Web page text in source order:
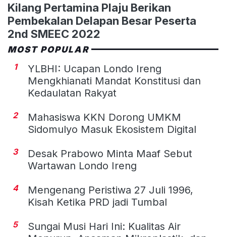
Kilang Pertamina Plaju Berikan
Pembekalan Delapan Besar Peserta
2nd SMEEC 2022
MOST POPULAR
1
YLBHI: Ucapan Londo Ireng
Mengkhianati Mandat Konstitusi dan
Kedaulatan Rakyat
2
Mahasiswa KKN Dorong UMKM
Sidomulyo Masuk Ekosistem Digital
3
Desak Prabowo Minta Maaf Sebut
Wartawan Londo Ireng
4
Mengenang Peristiwa 27 Juli 1996,
Kisah Ketika PRD jadi Tumbal
5
Sungai Musi Hari Ini: Kualitas Air